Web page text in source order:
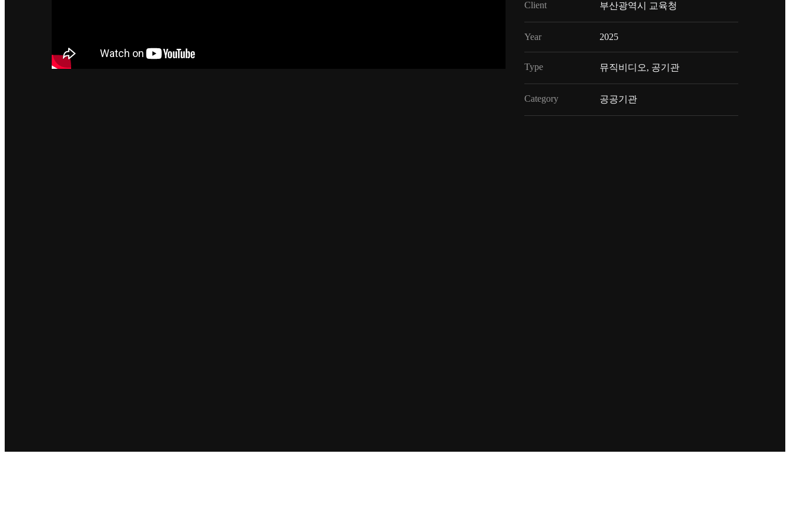
Client 부산광역시 교육청
Year 2025
Type 뮤직비디오, 공기관
Category 공공기관